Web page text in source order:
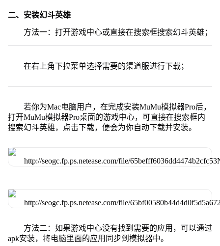
二、安装幻斗英雄
方法一：打开游戏中心或直接在搜索框搜索幻斗英雄；
在右上角下拉菜单选择需要的渠道服进行下载；
若你为Mac电脑用户，在完成安装MuMu模拟器Pro后，
打开MuMu模拟器Pro桌面的游戏中心，可直接在搜索框内
搜索幻斗英雄，点击下载，便会为你自动下载并安装。
方法二：如果游戏中心没有找到需要的应用，可以通过
apk安装，将电脑里面的应用同步到模拟器中。